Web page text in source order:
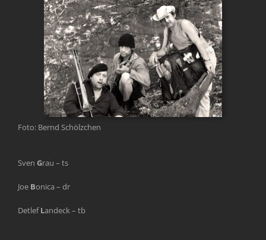
Foto: Bernd Schölzchen
Sven Grau – ts
Joe Bonica – dr
DetlefLandeck – tb